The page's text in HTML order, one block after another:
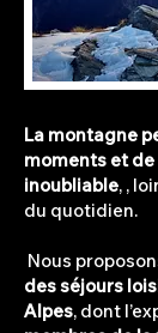
La montagne
moments et
inoubliable, ,
du quotidien.
Nous
des séjours
Alpes, dont